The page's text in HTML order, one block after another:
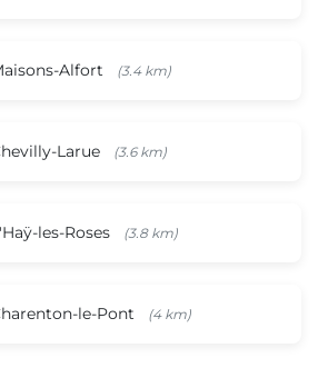
Alfort (3.4 km)
Larue (3.6 km)
les-Roses (3.8 km)
le-Pont (4 km)